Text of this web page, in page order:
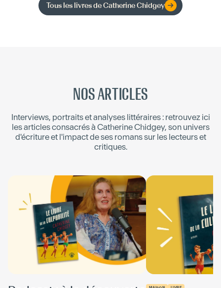
Tous les livres deCatherine Chidgey
NOS ARTICLES
Interviews, portraits et analyses littéraires : retrouvez ici
les articles consacrés à Catherine Chidgey, son univers
d'écriture et l'impact de ses romans sur les lecteurs et
critiques.